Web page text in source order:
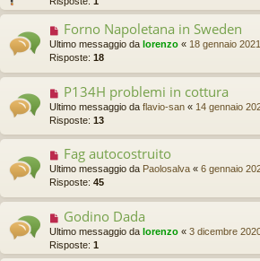
Forno Napoletana in Sweden
Ultimo messaggio da lorenzo « 18 gennaio
Risposte: 18
P134H problemi in cottura
Ultimo messaggio da flavio-san « 14 gennaio
Risposte: 13
Fag autocostruito
Ultimo messaggio da Paolosalva « 6 gennaio
Risposte: 45
Godino Dada
Ultimo messaggio da lorenzo « 3 dicembre
Risposte: 1